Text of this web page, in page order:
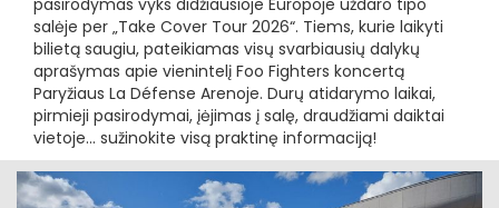
salėje per „Take Cover Tour 2026“. Tiems, kurie laikyti
bilietą saugiu, pateikiamas visų svarbiausių dalykų
aprašymas apie vienintelį Foo Fighters koncertą
Paryžiaus La Défense Arenoje. Durų atidarymo laikai,
pirmieji pasirodymai, įėjimas į salę, draudžiami daiktai
vietoje... sužinokite visą praktinę informaciją!